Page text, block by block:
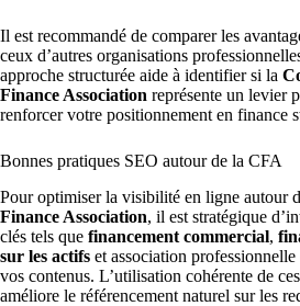
Il est recommandé de comparer les
ceux d’autres organisations
approche structurée aide à identifier si la
Finance Association représente un levier
renforcer votre positionnement en finance
Bonnes pratiques SEO autour de la CFA
Pour optimiser la visibilité en ligne autour
Finance Association, il est stratégique
clés tels que financement commercial,
sur les actifs et association
vos contenus. L’utilisation cohérente de
améliore le référencement naturel sur les